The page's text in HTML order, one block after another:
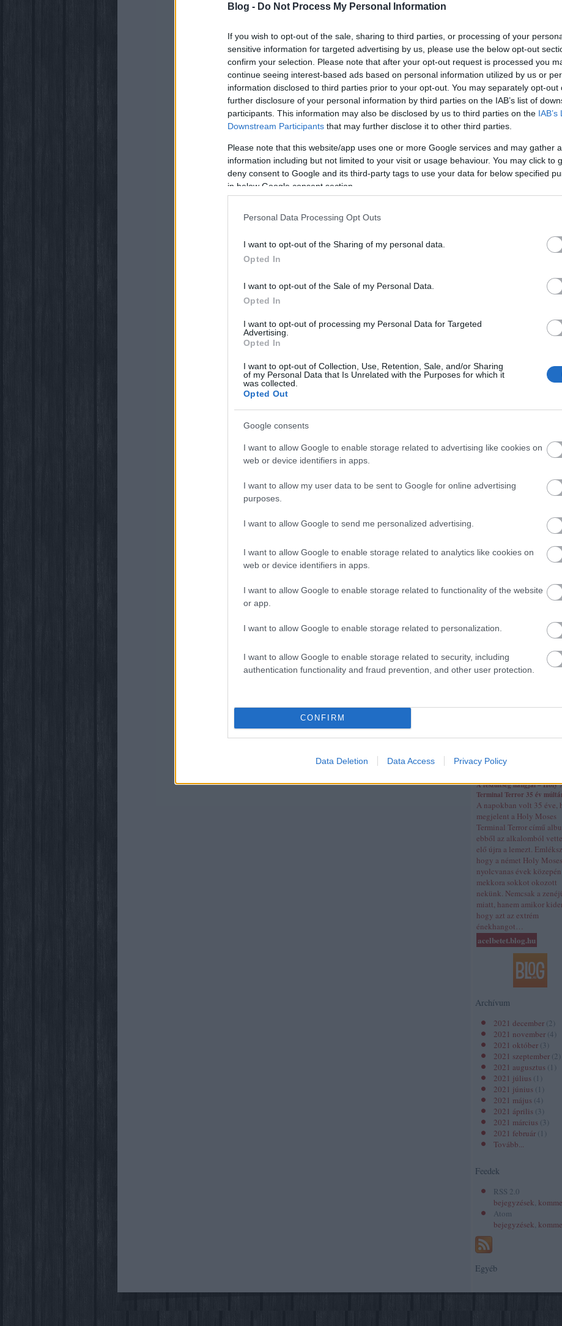
Blog - Do Not Process My Personal Information
If you wish to opt-out of the sale, sharing to third parties, or processing of your
sensitive information for targeted advertising by us, please use the below opt-out
confirm your selection. Please note that after your opt-out request is processed you
continue seeing interest-based ads based on personal information utilized by us or
information disclosed to third parties prior to your opt-out. You may separately opt-out
further disclosure of your personal information by third parties on the IAB’s list of
participants. This information may also be disclosed by us to third parties on the IAB’s
Downstream Participants that may further disclose it to other third parties.
Please note that this website/app uses one or more Google services and may gather
information including but not limited to your visit or usage behaviour. You may click to
deny consent to Google and its third-party tags to use your data for below specified
in below Google consent section.
Personal Data Processing Opt Outs
I want to opt-out of the Sharing of my personal data.
Opted In
I want to opt-out of the Sale of my Personal Data.
Opted In
I want to opt-out of processing my Personal Data for Targeted
Advertising.
Opted In
I want to opt-out of Collection, Use, Retention, Sale, and/or Sharing
of my Personal Data that Is Unrelated with the Purposes for which it
was collected.
Opted Out
Google consents
I want to allow Google to enable storage related to advertising like cookies on
web or device identifiers in apps.
I want to allow my user data to be sent to Google for online advertising
purposes.
I want to allow Google to send me personalized advertising.
I want to allow Google to enable storage related to analytics like cookies on
web or device identifiers in apps.
I want to allow Google to enable storage related to functionality of the website
or app.
I want to allow Google to enable storage related to personalization.
I want to allow Google to enable storage related to security, including
authentication functionality and fraud prevention, and other user protection.
CONFIRM
Data Deletion Data Access Privacy Policy
sorstársak
Amadea blogja
Amilgade
Andiamo
Ani a könyvek
Annamarie
AnniPanni
Betűvető
Byblos
Carmencita
Christine
Cotta
Keményfedél
Könyv, egó, entrópia
Könyvjelző
Könyvmolyoló
Könyvvizsgálók
Makranczos
Minden könyv egy
n.
könyvmolyok
Olvasokkk
Puma
Rita olvas
Sajtosrolo
szeee
Vedina007
Blogajánló
A feszültség hangjai – Holy
Terminal Terror 35 év
A napokban volt 35 éve,
megjelent a Holy Moses
Terminal Terror című
ebből az alkalomból
elő újra a lemezt.
hogy a német Holy
nyolcvanas évek közepén
mekkora sokkot okozott
nekünk. Nemcsak a
miatt, hanem amikor
hogy azt az extrém
énekhangot…
acelbetet.blog.hu
Archívum
2021 december (2
2021 november (4
2021 október (3
2021 szeptember (2
2021 augusztus ( 1
2021 július ( 1
2021 június ( 1
2021 május (4
2021 április (3
2021 március (3
2021 február ( 1
Tovább...
Feedek
RSS 2.0
bejegyzések,
Atom
bejegyzések,
Egyéb